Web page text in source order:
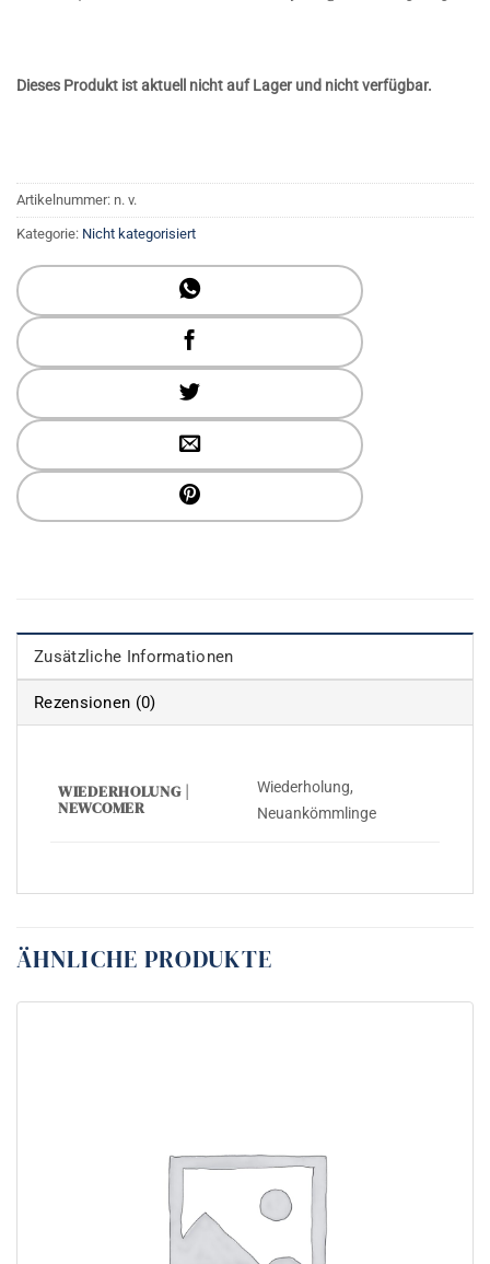
Dieses Produkt ist aktuell nicht auf Lager und nicht verfügbar.
Artikelnummer: n. v.
Kategorie: Nicht kategorisiert
Zusätzliche Informationen
Rezensionen (0)
WIEDERHOLUNG |
NEWCOMER
Wiederholung,
Neuankömmlinge
ÄHNLICHE PRODUKTE